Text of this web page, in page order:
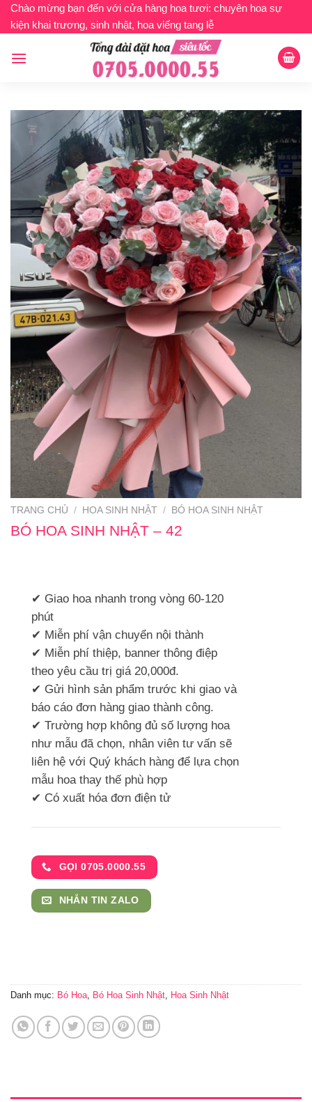
Bỏ
qua
dung
Chào mừng bạn đến với cửa hàng hoa tươi: chuyên hoa sự
kiện khai trương, sinh nhật, hoa viếng tang lễ
TRANG CHỦ / HOA SINH NHẬT / BÓ HOA SINH NHẬT
BÓ HOA SINH NHẬT – 42
✔ Giao hoa nhanh trong vòng 60-120
phút
✔ Miễn phí vận chuyển nội thành
✔ Miễn phí thiệp, banner thông điệp
theo yêu cầu trị giá 20,000đ.
✔ Gửi hình sản phẩm trước khi giao và
báo cáo đơn hàng giao thành công.
✔ Trường hợp không đủ số lượng hoa
như mẫu đã chọn, nhân viên tư vấn sẽ
liên hệ với Quý khách hàng để lựa chọn
mẫu hoa thay thế phù hợp
✔ Có xuất hóa đơn điện tử
GỌI 0705.0000.55
NHẮN TIN ZALO
Danh mục: Bó Hoa, Bó Hoa Sinh Nhật, Hoa Sinh Nhật